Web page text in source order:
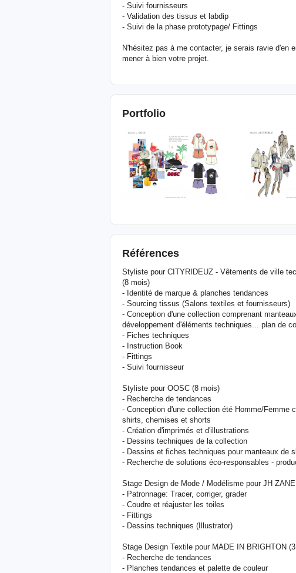
- Suivi fournisseurs
- Validation des tissus et labdip
- Suivi de la phase prototypage/ Fittings
N'hésitez pas à me contacter, je serais ravie d'en
mener à bien votre projet.
Portfolio
Références
Styliste pour CITYRIDEUZ - Vêtements de ville
(8 mois)
- Identité de marque & planches tendances
- Sourcing tissus (Salons textiles et fournisseurs)
- Conception d'une collection comprenant
développement d'éléments techniques... plan de
- Fiches techniques
- Instruction Book
- Fittings
- Suivi fournisseur
Styliste pour OOSC (8 mois)
- Recherche de tendances
- Conception d'une collection été Homme/Femme
shirts, chemises et shorts
- Création d'imprimés et d'illustrations
- Dessins techniques de la collection
- Dessins et fiches techniques pour manteaux de
- Recherche de solutions éco-responsables -
Stage Design de Mode / Modélisme pour JH
- Patronnage: Tracer, corriger, grader
- Coudre et réajuster les toiles
- Fittings
- Dessins techniques (Illustrator)
Stage Design Textile pour MADE IN BRIGHTON
- Recherche de tendances
- Planches tendances et palette de couleur